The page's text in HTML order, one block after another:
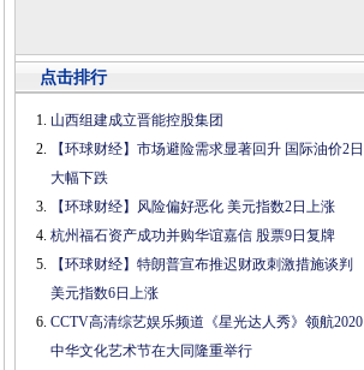
点击排行
山西组建成立晋能控股集团
【环球财经】市场避险需求显著回升 国际油价2日
大幅下跌
【环球财经】风险偏好恶化 美元指数2日上涨
杭州福石资产成功并购华谊嘉信 股票9日复牌
【环球财经】特朗普宣布推迟财政刺激措施谈判
美元指数6日上涨
CCTV高清综艺娱乐频道《星光达人秀》领航2020
中华文化艺术节在大同隆重举行